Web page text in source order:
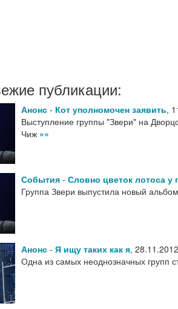
публикации:
Анонс - Кот уполномочен заявить,
Выступление группы "Звери" на
Чиж »»
События - Словно цветок лотоса
Группа Звери выпустила новый
Анонс - Я ищу таких как я, 28.11.2012
Одна из самых неоднозначных групп